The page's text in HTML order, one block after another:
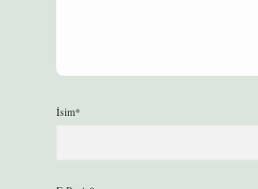
İsim*